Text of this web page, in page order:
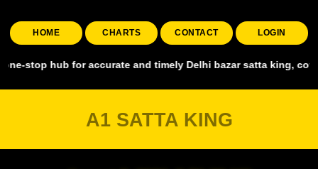
HOME CHARTS CONTACT LOGIN
hub for accurate and timely Delhi bazar satta king, covering
A1 SATTA KING